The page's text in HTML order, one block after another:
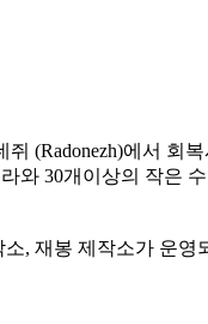
(Radonezh)에서 회
와 30개이상의 작은
, 재봉 제작소가 운